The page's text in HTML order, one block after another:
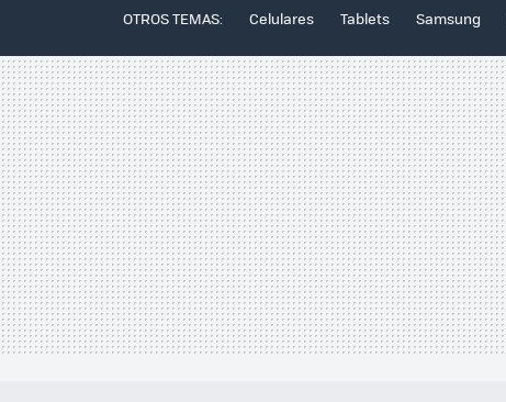
OTROS TEMAS: Celulares Tablets Samsung